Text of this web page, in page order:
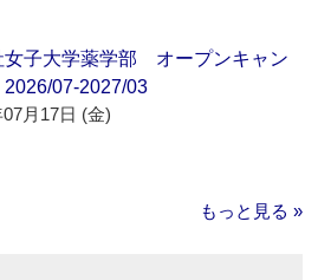
女子大学薬学部 オープンキャン
07-2027/03
07月17日 (金)
もっと見る »